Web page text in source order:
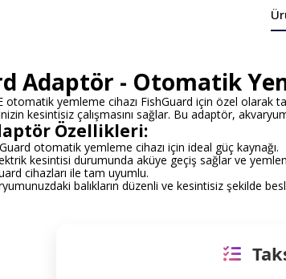
Adaptör - Otomatik
otomatik yemleme cihazı FishGuard için özel olarak
kesintisiz çalışmasını sağlar. Bu adaptör,
Özellikleri:
otomatik yemleme cihazı için ideal güç kaynağı.
kesintisi durumunda aküye geçiş sağlar ve
cihazları ile tam uyumlu.
balıkların düzenli ve kesintisiz şekilde